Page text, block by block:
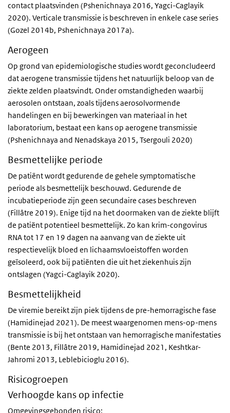
contact plaatsvinden (Pshenichnaya 2016, Yagci-Caglayik
2020). Verticale transmissie is beschreven in enkele case series
(Gozel 2014b, Pshenichnaya 2017a).
Aerogeen
Op grond van epidemiologische studies wordt geconcludeerd
dat aerogene transmissie tijdens het natuurlijk beloop van de
ziekte zelden plaatsvindt. Onder omstandigheden waarbij
aerosolen ontstaan, zoals tijdens aerosolvormende
handelingen en bij bewerkingen van materiaal in het
laboratorium, bestaat een kans op aerogene transmissie
(Pshenichnaya and Nenadskaya 2015, Tsergouli 2020)
Besmettelijke periode
De patiënt wordt gedurende de gehele symptomatische
periode als besmettelijk beschouwd. Gedurende de
incubatieperiode zijn geen secundaire cases beschreven
(Fillâtre 2019). Enige tijd na het doormaken van de ziekte blijft
de patiënt potentieel besmettelijk. Zo kan krim-congovirus
RNA tot 17 en 19 dagen na aanvang van de ziekte uit
respectievelijk bloed en lichaamsvloeistoffen worden
geïsoleerd, ook bij patiënten die uit het ziekenhuis zijn
ontslagen (Yagci-Caglayik 2020).
Besmettelijkheid
De viremie bereikt zijn piek tijdens de pre-hemorragische fase
(Hamidinejad 2021). De meest waargenomen mens-op-mens
transmissie is bij het ontstaan van hemorragische manifestaties
(Bente 2013, Fillâtre 2019, Hamidinejad 2021, Keshtkar-
Jahromi 2013, Leblebicioglu 2016).
Risicogroepen
Verhoogde kans op infectie
Omgevingsgebonden risico: